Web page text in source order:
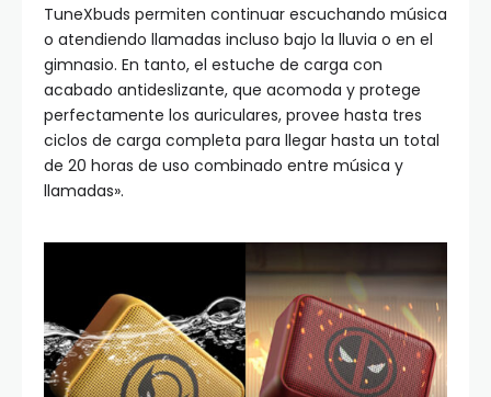
TuneXbuds permiten continuar escuchando música
o atendiendo llamadas incluso bajo la lluvia o en el
gimnasio. En tanto, el estuche de carga con
acabado antideslizante, que acomoda y protege
perfectamente los auriculares, provee hasta tres
ciclos de carga completa para llegar hasta un total
de 20 horas de uso combinado entre música y
llamadas».